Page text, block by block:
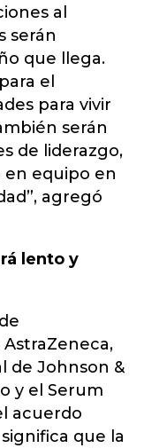
al
serán
que llega.
el
para vivir
serán
de liderazgo,
en equipo en
agregó
lento y
de Johnson &
y el Serum
acuerdo
que la